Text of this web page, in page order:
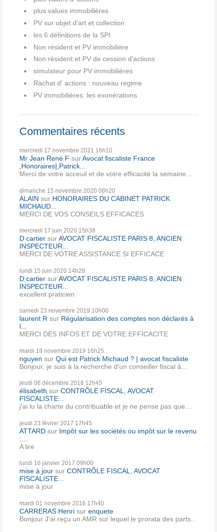
plus values immobilières
PV sur objet d'art et collection
les 6 définitions de la SPI
Non résident et PV immobilière
Non résident et PV de cession d'actions
simulateur pour PV immobilières
Rachat d' actions : nouveau regime
PV immobilières: les exonérations
Commentaires récents
mercredi 17 novembre 2021 16h10
Mr Jean René F surAvocat fiscaliste France
,Honoraires|,Patrick...
Merci de votre acceuil et de votre efficacité la semaine...
dimanche 15 novembre 2020 08h20
ALAIN sur HONORAIRES DU CABINET PATRICK
MICHAUD...
MERCI DE VOS CONSEILS EFFICACES
mercredi 17 juin 2020 15h38
D cartier surAVOCAT FISCALISTE PARIS 8, ANCIEN
INSPECTEUR...
MERCI DE VOTRE ASSISTANCE SI EFFICACE
lundi 15 juin 2020 14h28
D cartier surAVOCAT FISCALISTE PARIS 8, ANCIEN
INSPECTEUR...
excellent praticien
samedi 23 novembre 2019 10h00
laurent R sur Régularisation des comptes non déclarés à
l...
MERCI DES INFOS ET DE VOTRE EFFICACITE
mardi 19 novembre 2019 16h25
nguyen sur Qui est Patrick Michaud ? | avocat fiscaliste
Bonjour, je suis à la recherche d'un conseiller fiscal à...
jeudi 06 décembre 2018 12h45
élisabeth sur CONTRÔLE FISCAL, AVOCAT
FISCALISTE...
j'ai lu la charte du contribuable et je ne pense pas que...
jeudi 23 février 2017 17h45
ATTARD sur Impôt sur les sociétés ou impôt sur le revenu
:...
A lire
lundi 16 janvier 2017 09h00
mise à jour sur CONTRÔLE FISCAL, AVOCAT
FISCALISTE...
mise à jour
mardi 01 novembre 2016 17h40
CARRERAS Henri sur enquete
Bonjour J'ai reçu un AMR sur lequel le prorata des parts...